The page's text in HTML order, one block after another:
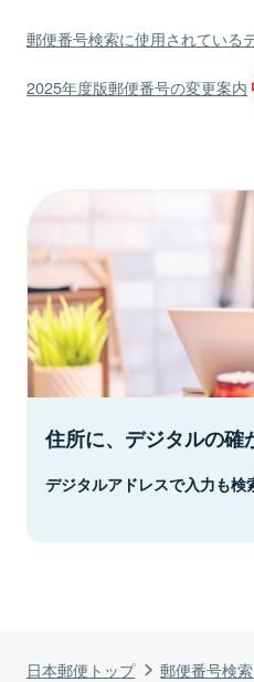
日本郵便トップ 郵便番号検索
郵便番号検索に使用されている
2025年度版郵便番号の変更案内
住所に、デジタルの確
デジタルアドレスで入力も検